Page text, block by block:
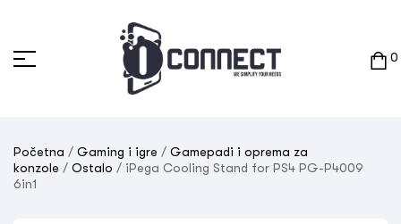
0
Početna / Gaming i igre / Gamepadi i oprema za
konzole / Ostalo / iPega Cooling Stand for PS4 PG-P4009
6in1